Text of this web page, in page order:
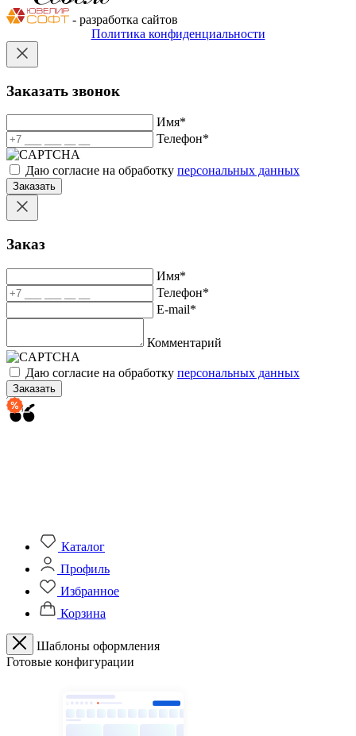
- разработка сайтов
Политика конфиденциальности
Заказать звонок
Имя*
Телефон*
Даю согласие на обработку персональных данных
Заказать
Заказ
Имя*
Телефон*
E-mail*
Комментарий
Даю согласие на обработку персональных данных
Заказать
Каталог
Профиль
Избранное
Корзина
Шаблоны оформления
Готовые конфигурации